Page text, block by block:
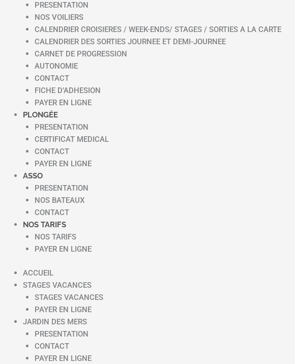
PRESENTATION
NOS VOILIERS
CALENDRIER CROISIERES / WEEK-ENDS/ STAGES / SORTIES A LA CARTE
CALENDRIER DES SORTIES JOURNEE ET DEMI-JOURNEE
CARNET DE PROGRESSION
AUTONOMIE
CONTACT
FICHE D’ADHESION
PAYER EN LIGNE
PLONGÉE
PRESENTATION
CERTIFICAT MEDICAL
CONTACT
PAYER EN LIGNE
ASSO
PRESENTATION
NOS BATEAUX
CONTACT
NOS TARIFS
NOS TARIFS
PAYER EN LIGNE
ACCUEIL
STAGES VACANCES
STAGES VACANCES
PAYER EN LIGNE
JARDIN DES MERS
PRESENTATION
CONTACT
PAYER EN LIGNE